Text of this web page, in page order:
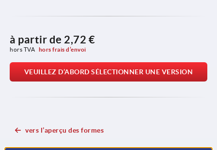
à partir de 2,72 €
hors TVA hors frais d’envoi
VEUILLEZ D’ABORD SÉLECTIONNER UNE VERSION
vers l’aperçu des formes